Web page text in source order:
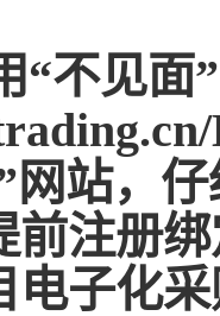
“不见面
网站，
前注册
电子化